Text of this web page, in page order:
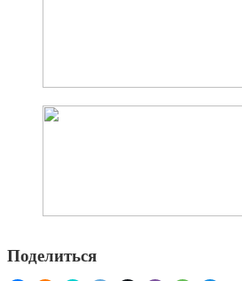
Поделиться